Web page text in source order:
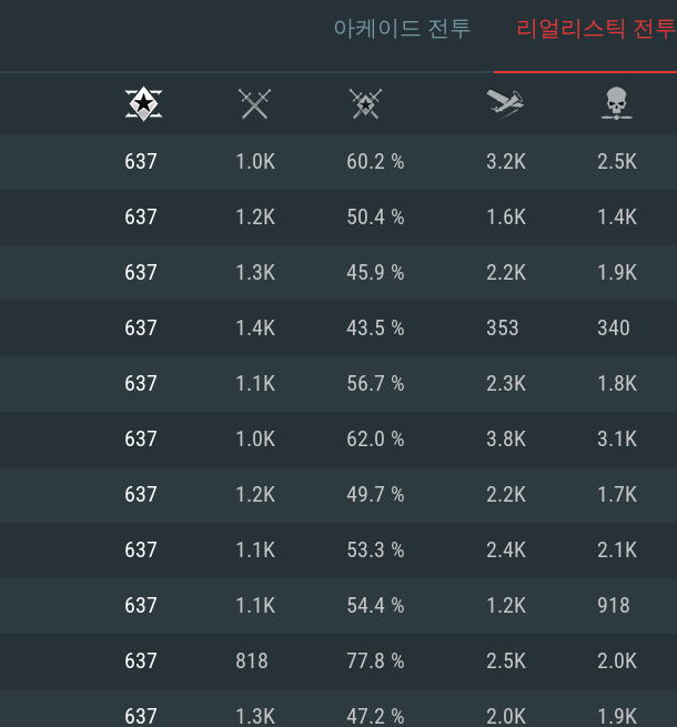
시스템 요구사항
MAC
권장 사양
권장 사양
권장 사양
아케이드 전투 리얼리스틱 전투
637 1.0K 60.2 % 3.2K 2.5K
637 1.2K 50.4 % 1.6K 1.4K
637 1.3K 45.9 % 2.2K 1.9K
637 1.4K 43.5 % 353 340
637 1.1K 56.7 % 2.3K 1.8K
637 1.0K 62.0 % 3.8K 3.1K
637 1.2K 49.7 % 2.2K 1.7K
637 1.1K 53.3 % 2.4K 2.1K
637 1.1K 54.4 % 1.2K 918
637 818 77.8 % 2.5K 2.0K
637 1.3K 47.2 % 2.0K 1.9K